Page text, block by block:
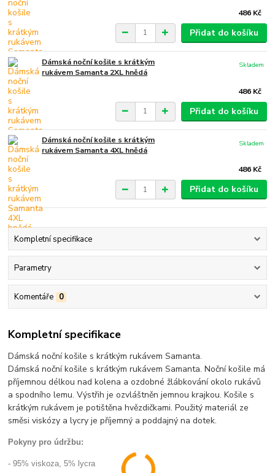
486 Kč
Přidat do košíku
Dámská noční košile s krátkým
rukávem Samanta 2XL hnědá
486 Kč
Skladem
Přidat do košíku
Dámská noční košile s krátkým
rukávem Samanta 4XL hnědá
486 Kč
Skladem
Přidat do košíku
Kompletní specifikace
Parametry
Komentáře 0
Kompletní specifikace
Dámská noční košile s krátkým rukávem Samanta.
Dámská noční košile s krátkým rukávem Samanta. Noční košile má
příjemnou délkou nad kolena a ozdobné žlábkování okolo rukávů
a spodního lemu. Výstřih je ozvláštněn jemnou krajkou. Košile s
krátkým rukávem je potištěna hvězdičkami. Použitý materiál ze
směsi viskózy a lycry je příjemný a poddajný na dotek.
Pokyny pro údržbu:
- 95% viskoza, 5% lycra